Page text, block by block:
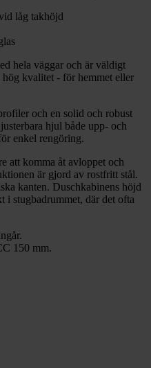
låg takhöjd
hela väggar och är väldigt
hög kvalitet - för hemmet eller
och en solid och robust
hjul både upp- och
enkel rengöring.
att komma åt avloppet och
är gjord av rostfritt stål.
kanten. Duschkabinens höjd
i stugbadrummet, där det ofta
150 mm.